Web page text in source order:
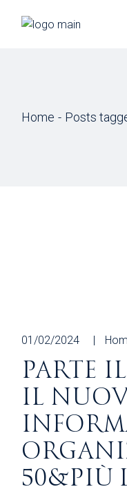
Home Posts
01/02/2024
PARTE
IL
50&PIÙ